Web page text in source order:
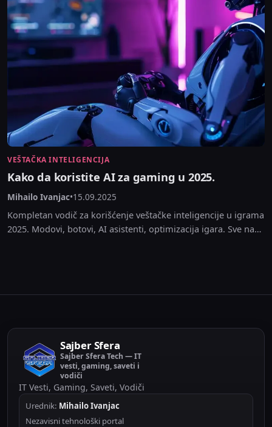
VEŠTAČKA INTELIGENCIJA
Kako da koristite AI za gaming u 2025.
Mihailo Ivanjac•15.09.2025
Kompletan vodič za korišćenje veštačke inteligencije u igrama
2025. Modovi, botovi, AI asistenti, optimizacija igara. Sve na
Sajber Sfera
Sajber Sfera Tech — IT
vesti, gaming, saveti i
vodiči
IT Vesti, Gaming, Saveti, Vodiči
Urednik: Mihailo Ivanjac
Nezavisni tehnološki portal